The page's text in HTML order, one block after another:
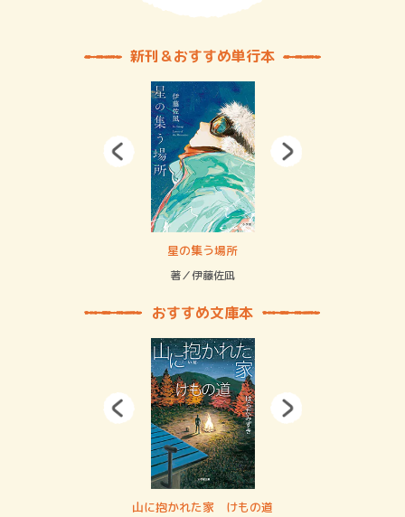
新刊＆おすすめ単行本
星の集う場所
著／伊藤佐凪
おすすめ文庫本
山に抱かれた家 けもの道